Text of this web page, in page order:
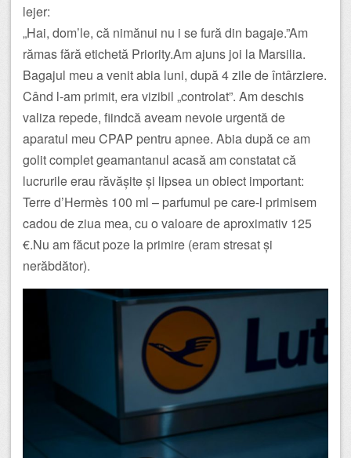
lejer:
„Hai, dom’le, că nimănui nu i se fură din bagaje.”Am
rămas fără etichetă Priority.Am ajuns joi la Marsilia.
Bagajul meu a venit abia luni, după 4 zile de întârziere.
Când l-am primit, era vizibil „controlat”. Am deschis
valiza repede, fiindcă aveam nevoie urgentă de
aparatul meu CPAP pentru apnee. Abia după ce am
golit complet geamantanul acasă am constatat că
lucrurile erau răvășite și lipsea un obiect important:
Terre d’Hermès 100 ml – parfumul pe care-l primisem
cadou de ziua mea, cu o valoare de aproximativ 125
€.Nu am făcut poze la primire (eram stresat și
nerăbdător).